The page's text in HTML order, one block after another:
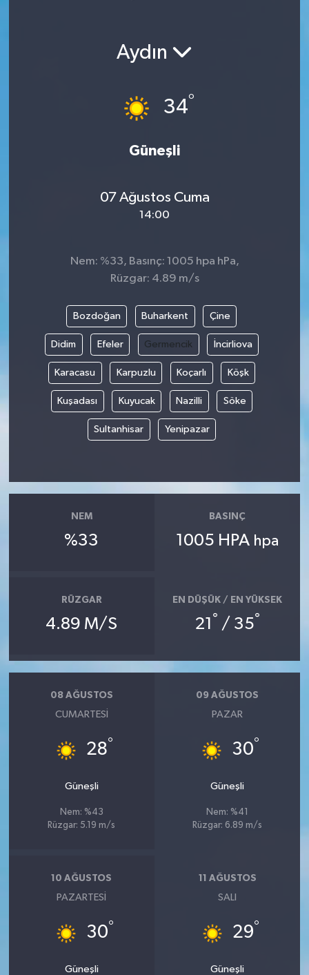
Aydın
34°
Güneşli
07 Ağustos Cuma
14:00
Nem: %33, Basınç: 1005 hpa hPa,
Rüzgar: 4.89 m/s
Bozdoğan Buharkent Çine
Didim Efeler Germencik İncirliova
Karacasu Karpuzlu Koçarlı Köşk
Kuşadası Kuyucak Nazilli Söke
Sultanhisar Yenipazar
NEM
%33
BASINÇ
1005 HPA hpa
RÜZGAR
4.89 M/S
EN DÜŞÜK / EN YÜKSEK
21 ° / 35°
08 AĞUSTOS
CUMARTESI
28°
Güneşli
Nem: %43
Rüzgar: 5.19 m/s
09 AĞUSTOS
PAZAR
30°
Güneşli
Nem: %41
Rüzgar: 6.89 m/s
10 AĞUSTOS
PAZARTESI
30°
Güneşli
11 AĞUSTOS
SALI
29°
Güneşli